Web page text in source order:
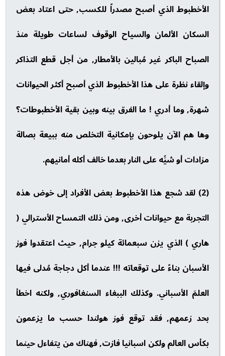
الأخطبوط الذي أصبح مصدراً للكسب, حتى اعتاد بعض
السكان الألمان والسياح الوقوف لساعات طويلة منذ
الصباح الباكر غير مُبالين بالأمطار, من أجل قطع التذاكر
وإلقاء نظرة على هذا الأخطبوط الذي أصبح أكثر الحيوانات
شهرة, وما أدري ! ما الفرق بينه وبين بقية الأخطبوطات؟
وها هم الآن يلوحون بإمكانية التخلص منه ببيعة بصالة
مزادات أو شيِّه على النار بعدما خالف أكله أمانيهم.
(2) لقد شجع هذا الأخطبوط بعض الأفراد إلى خوض هذه
التجربة مع حيوانات أخرى, ومن ذلك التمساح الأسترالي (
هاري ) الذي يزن سبعمائة كيلو جرام, حيث اعتقدوا فوز
الأسبان بناءً على توقعاته !!! عندما أكل دجاجة مُدلى فيها
العلمَ الأسباني. وكذلك الببغاء السنغافوري, ولكنه اخطأ
بحد زعمهم, فقد توقع فوز هولندا حسب ما يزعمون
بكأس العالم ولكن اسبانيا فازت, فهناك من يتفاءل حينما